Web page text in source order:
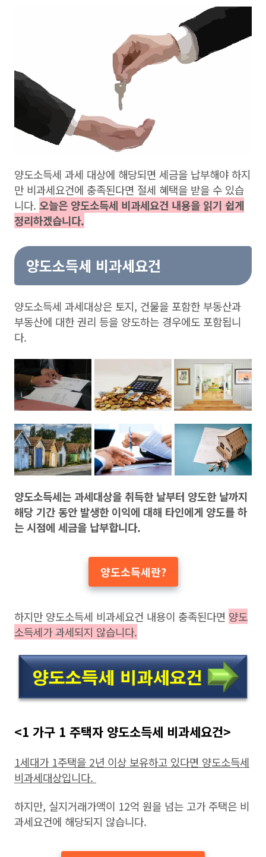
양도소득세 과세 대상에 해당되면 세금을 납부해야 하지
만 비과세요건에 충족된다면 절세 혜택을 받을 수 있습
니다. 오늘은 양도소득세 비과세요건 내용을 읽기 쉽게
정리하겠습니다.
양도소득세 비과세요건
양도소득세 과세대상은 토지, 건물을 포함한 부동산과
부동산에 대한 권리 등을 양도하는 경우에도 포함됩니
다.
양도소득세는 과세대상을 취득한 날부터 양도한 날까지
해당 기간 동안 발생한 이익에 대해 타인에게 양도를 하
는 시점에 세금을 납부합니다.
양도소득세란?
하지만 양도소득세 비과세요건 내용이 충족된다면 양도
소득세가 과세되지 않습니다.
<1 가구 1 주택자 양도소득세 비과세요건>
1세대가 1주택을 2년 이상 보유하고 있다면 양도소득세
비과세대상입니다.
하지만, 실지거래가액이 12억 원을 넘는 고가 주택은 비
과세요건에 해당되지 않습니다.